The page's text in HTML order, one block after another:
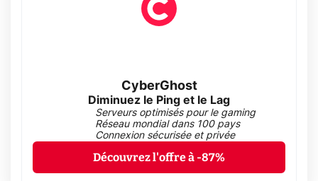
CyberGhost
Diminuez le Ping et le Lag
Serveurs optimisés pour le gaming
Réseau mondial dans 100 pays
Connexion sécurisée et privée
Découvrez l'offre à -87%